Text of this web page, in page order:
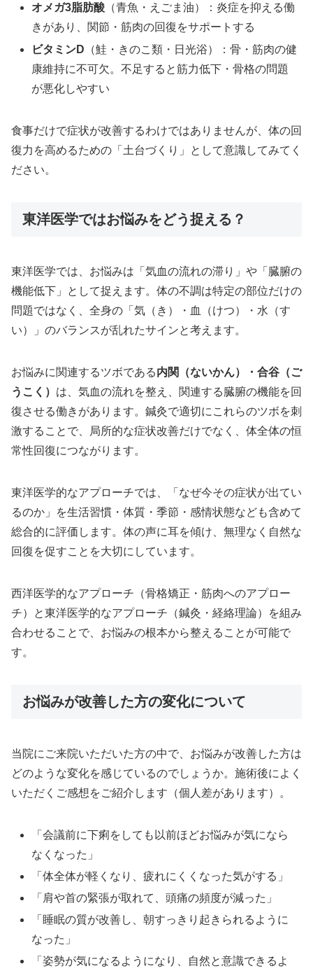
オメガ3脂肪酸 （青魚・えごま油）：炎症を抑える働
きがあり、関節・筋肉の回復をサポートする
ビタミンD （鮭・きのこ類・日光浴）：骨・筋肉の健
康維持に不可欠。不足すると筋力低下・骨格の問題
が悪化しやすい
食事だけで症状が改善するわけではありませんが、体の回
復力を高めるための「土台づくり」として意識してみてく
ださい。
東洋医学ではお悩みをどう捉える？
東洋医学では、お悩みは「気血の流れの滞り」や「臓腑の
機能低下」として捉えます。体の不調は特定の部位だけの
問題ではなく、全身の「気（き）・血（けつ）・水（す
い）」のバランスが乱れたサインと考えます。
お悩みに関連するツボである内関（ないかん）・合谷（ご
うこく） は、気血の流れを整え、関連する臓腑の機能を回
復させる働きがあります。鍼灸で適切にこれらのツボを刺
激することで、局所的な症状改善だけでなく、体全体の恒
常性回復につながります。
東洋医学的なアプローチでは、「なぜ今その症状が出てい
るのか」を生活習慣・体質・季節・感情状態なども含めて
総合的に評価します。体の声に耳を傾け、無理なく自然な
回復を促すことを大切にしています。
西洋医学的なアプローチ（骨格矯正・筋肉へのアプロー
チ）と東洋医学的なアプローチ（鍼灸・経絡理論）を組み
合わせることで、お悩みの根本から整えることが可能で
す。
お悩みが改善した方の変化について
当院にご来院いただいた方の中で、お悩みが改善した方は
どのような変化を感じているのでしょうか。施術後によく
いただくご感想をご紹介します（個人差があります）。
「会議前に下痢をしても以前ほどお悩みが気になら
なくなった」
「体全体が軽くなり、疲れにくくなった気がする」
「肩や首の緊張が取れて、頭痛の頻度が減った」
「睡眠の質が改善し、朝すっきり起きられるように
なった」
「姿勢が気になるようになり、自然と意識できるよ